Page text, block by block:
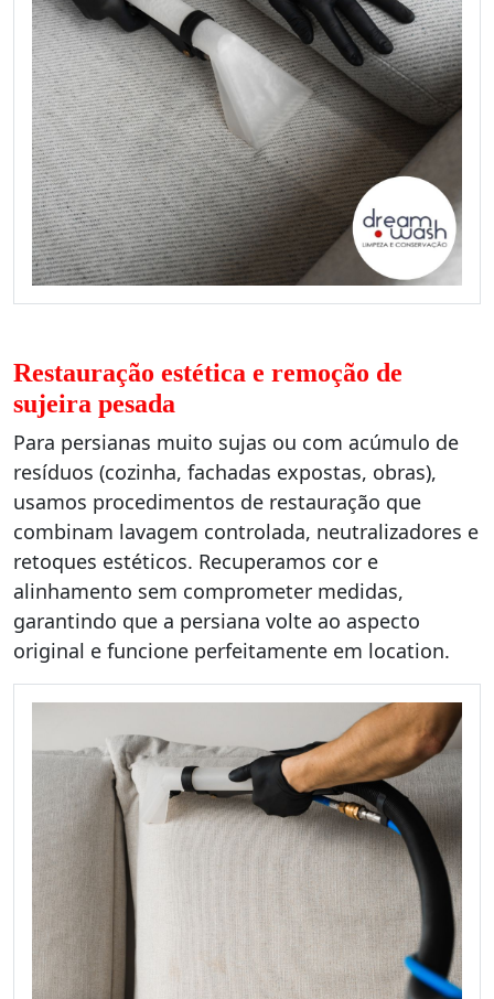
Restauração estética e remoção de
sujeira pesada
Para persianas muito sujas ou com acúmulo de
resíduos (cozinha, fachadas expostas, obras),
usamos procedimentos de restauração que
combinam lavagem controlada, neutralizadores e
retoques estéticos. Recuperamos cor e
alinhamento sem comprometer medidas,
garantindo que a persiana volte ao aspecto
original e funcione perfeitamente em location.